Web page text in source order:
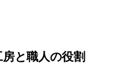
と職人の役割